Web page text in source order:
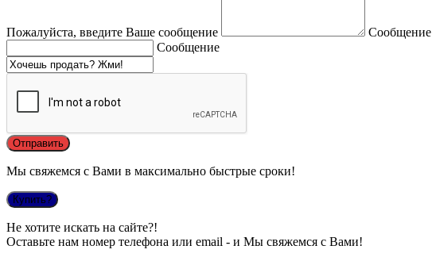
Пожалуйста, введите Ваше сообщение
Сообщение
Сообщение
Мы свяжемся с Вами в максимально быстрые сроки!
Купить?
Не хотите искать на сайте?!
Оставьте нам номер телефона или email - и Мы свяжемся с Вами!